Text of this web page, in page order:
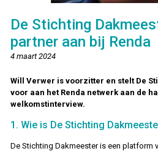
De Stichting
partner aan bij Renda
4 maart 2024
Will Verwer is voorzitter en stelt De
voor aan het Renda netwerk aan de
welkomstinterview.
1. Wie is De Stichting
De Stichting Dakmeester is een platform